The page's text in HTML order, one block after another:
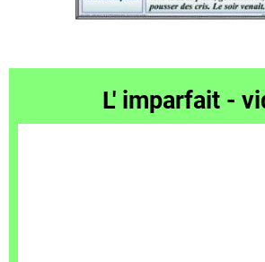
L' imparfait -